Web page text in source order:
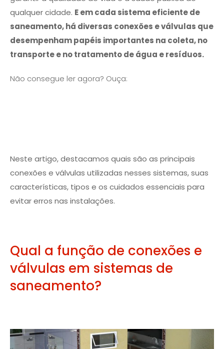
qualquer cidade. E em cada sistema eficiente de
saneamento, há diversas conexões e válvulas que
desempenham papéis importantes na coleta, no
transporte e no tratamento de água e resíduos.
Não consegue ler agora? Ouça:
Neste artigo, destacamos quais são as principais
conexões e válvulas utilizadas nesses sistemas, suas
características, tipos e os cuidados essenciais para
evitar erros nas instalações.
Qual a função de conexões e
válvulas em sistemas de
saneamento?